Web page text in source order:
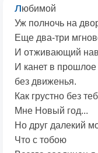
любимой
Уж полночь на
Еще два-три
И отживающий
И канет в прошлое
без движенья.
Как грустно без
Мне Новый год...
Но друг далекий
Что с тобою